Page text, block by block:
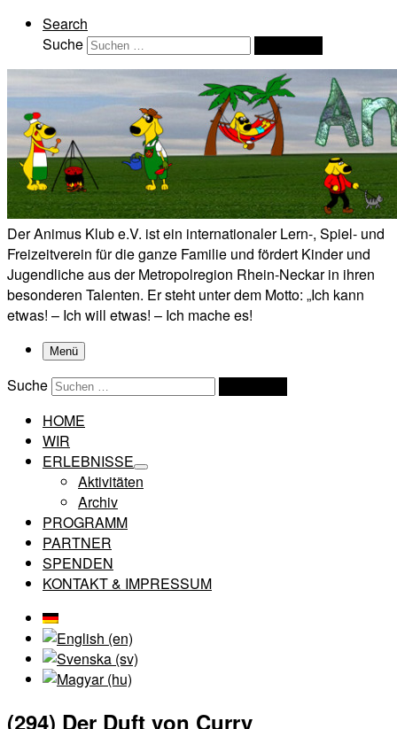
Search
Suche
Der Animus Klub e.V. ist ein internationaler Lern-, Spiel- und
Freizeitverein für die ganze Familie und fördert Kinder und
Jugendliche aus der Metropolregion Rhein-Neckar in ihren
besonderen Talenten. Er steht unter dem Motto: „Ich kann
etwas! – Ich will etwas! – Ich mache es!
Menü
Suche
HOME
WIR
ERLEBNISSE
Aktivitäten
Archiv
PROGRAMM
PARTNER
SPENDEN
KONTAKT & IMPRESSUM
(294) Der Duft von Curry